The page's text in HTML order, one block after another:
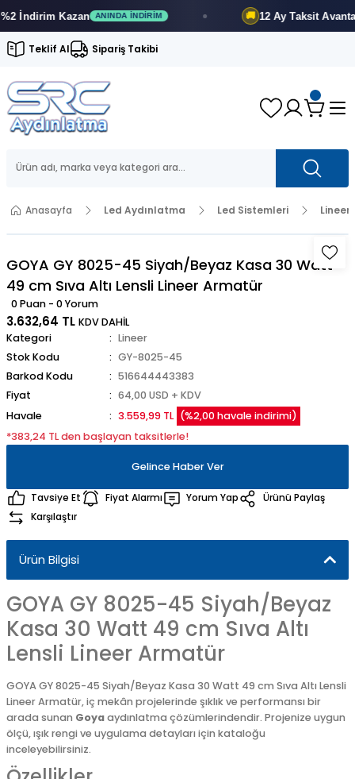
İndirimKazan ANINDA İNDIRIM 12 Ay Taksit Avantajı
Teklif Al Sipariş Takibi
Anasayfa Led Aydınlatma Led Sistemleri Lineer
GOYA GY 8025-45 Siyah/Beyaz Kasa 30 Watt
49 cm Sıva Altı Lensli Lineer Armatür
0 Puan - 0 Yorum
3.632,64 TL KDV DAHİL
Kategori
Lineer
Stok Kodu
GY-8025-45
Barkod Kodu
516644443383
Fiyat
64,00 USD + KDV
Havale
3.559,99 TL (%2,00 havale indirimi)
*383,24 TL den başlayan taksitlerle!
Gelince Haber Ver
Tavsiye Et Fiyat Alarmı Yorum Yap
Ürünü Paylaş
Karşılaştır
Ürün Bilgisi
GOYA GY 8025-45 Siyah/Beyaz
Kasa 30 Watt 49 cm Sıva Altı
Lensli Lineer Armatür
GOYA GY 8025-45 Siyah/Beyaz Kasa 30 Watt 49 cm Sıva Altı Lensli
Lineer Armatür, iç mekân projelerinde şıklık ve performansı bir
arada sunan Goyaaydınlatma çözümlerindendir. Projenize uygun
ölçü, ışık rengi ve uygulama detayları için kataloğu
inceleyebilirsiniz.